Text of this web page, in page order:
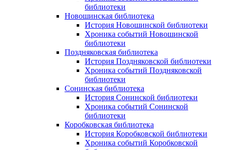
библиотеки
Новошинская библиотека
История Новошинской библиотеки
Хроника событий Новошинской
библиотеки
Поздняковская библиотека
История Поздняковской библиотеки
Хроника событий Поздняковской
библиотеки
Сонинская библиотека
История Сонинской библиотеки
Хроника событий Сонинской
библиотеки
Коробковская библиотека
История Коробковской библиотеки
Хроника событий Коробковской